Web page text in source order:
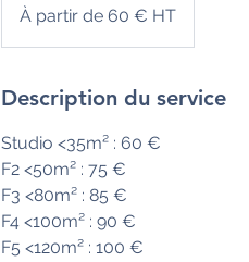
partir
HT
À partir de 60 € HT
Description du service
Studio <35m² : 60 €
F2 <50m² : 75 €
F3 <80m² : 85 €
F4 <100m² : 90 €
F5 <120m² : 100 €